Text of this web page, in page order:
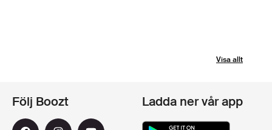
Visa allt
Följ Boozt Ladda ner vår app